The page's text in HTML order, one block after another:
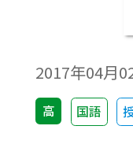
2017年04月
高 国語